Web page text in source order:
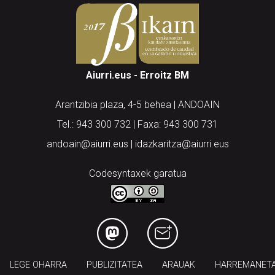
Aiurri.eus - Erroitz BM
Arantzibia plaza, 4-5 behea | ANDOAIN
Tel.: 943 300 732 | Faxa: 943 300 731
andoain@aiurri.eus | idazkaritza@aiurri.eus
Codesyntaxek garatua
LEGE OHARRA PUBLIZITATEA ARAUAK